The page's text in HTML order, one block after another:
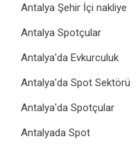
Antalya Şehir İçi nakliye
Antalya Spotçular
Antalya'da Evkurculuk
Antalya'da Spot Sektörü
Antalya'da Spotçular
Antalyada Spot